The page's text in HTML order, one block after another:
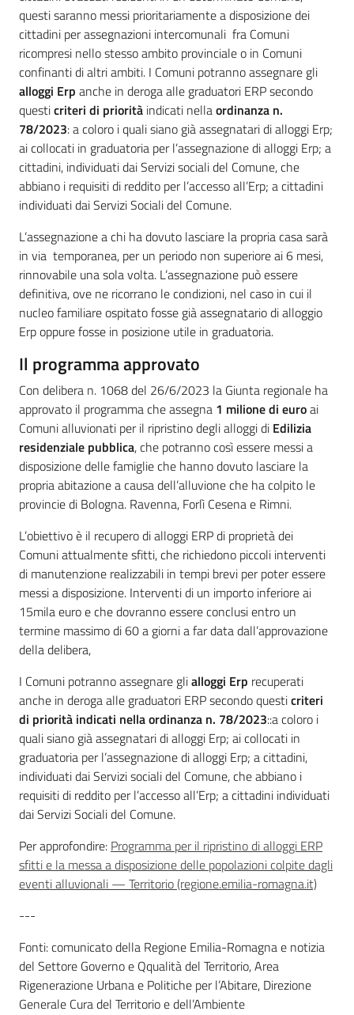
questi saranno messi prioritariamente a disposizione dei
cittadini per assegnazioni intercomunali fra Comuni
ricompresi nello stesso ambito provinciale o in Comuni
confinanti di altri ambiti. I Comuni potranno assegnare gli
alloggi Erp anche in deroga alle graduatori ERP secondo
questicriteri di priorità indicati nellaordinanza n.
78/2023: a coloro i quali siano già assegnatari di alloggi Erp;
ai collocati in graduatoria per l’assegnazione di alloggi Erp; a
cittadini, individuati dai Servizi sociali del Comune, che
abbiano i requisiti di reddito per l’accesso all’Erp; a cittadini
individuati dai Servizi Sociali del Comune.
L’assegnazione a chi ha dovuto lasciare la propria casa sarà
in via temporanea, per un periodo non superiore ai 6 mesi,
rinnovabile una sola volta. L’assegnazione può essere
definitiva, ove ne ricorrano le condizioni, nel caso in cui il
nucleo familiare ospitato fosse già assegnatario di alloggio
Erp oppure fosse in posizione utile in graduatoria.
Il programma approvato
Con delibera n. 1068 del 26/6/2023 la Giunta regionale ha
approvato il programma che assegna 1 milione di euroai
Comuni alluvionati per il ripristino degli alloggi di Edilizia
residenziale pubblica, che potranno così essere messi a
disposizione delle famiglie che hanno dovuto lasciare la
propria abitazione a causa dell’alluvione che ha colpito le
provincie di Bologna. Ravenna, Forlì Cesena e Rimni.
L’obiettivo è il recupero di alloggi ERP di proprietà dei
Comuni attualmente sfitti, che richiedono piccoli interventi
di manutenzione realizzabili in tempi brevi per poter essere
messi a disposizione. Interventi di un importo inferiore ai
15mila euro e che dovranno essere conclusi entro un
termine massimo di 60 a giorni a far data dall’approvazione
della delibera,
I Comuni potranno assegnare glialloggi Erp recuperati
anche in deroga alle graduatori ERP secondo questicriteri
di priorità indicati nella ordinanza n. 78/2023::a coloro i
quali siano già assegnatari di alloggi Erp; ai collocati in
graduatoria per l’assegnazione di alloggi Erp; a cittadini,
individuati dai Servizi sociali del Comune, che abbiano i
requisiti di reddito per l’accesso all’Erp; a cittadini individuati
dai Servizi Sociali del Comune.
Per approfondire: Programma per il ripristino di alloggi ERP
sfitti e la messa a disposizione delle popolazioni colpite dagli
eventi alluvionali — Territorio (regione.emilia-romagna.it)
---
Fonti: comunicato della Regione Emilia-Romagna e notizia
del Settore Governo e Qqualità del Territorio, Area
Rigenerazione Urbana e Politiche per l’Abitare, Direzione
Generale Cura del Territorio e dell’Ambiente